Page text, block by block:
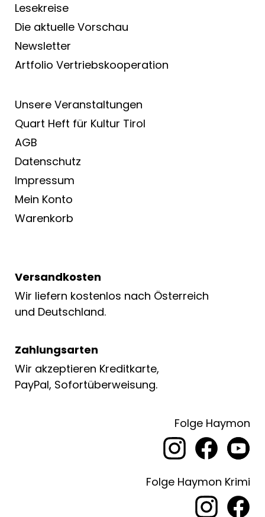
Lesekreise
Die aktuelle Vorschau
Newsletter
Artfolio Vertriebs­kooperation
Unsere Veranstaltungen
Quart Heft für Kultur Tirol
AGB
Datenschutz
Impressum
Mein Konto
Warenkorb
Versandkosten
Wir liefern kostenlos nach Österreich
und Deutschland.
Zahlungsarten
Wir akzeptieren Kreditkarte,
PayPal, Sofortüberweisung.
Folge Haymon
Folge Haymon Krimi